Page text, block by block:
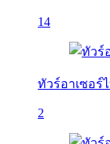
14
ทัวร์อาเซอร์
2